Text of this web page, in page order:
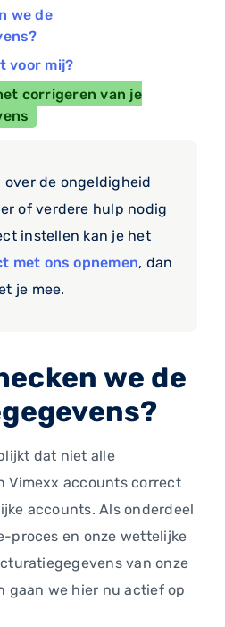
we de
voor mij?
corrigeren van je
over de ongeldigheid
of verdere hulp nodig
instellen kan je het
met ons opnemen, dan
je mee.
we de
dat niet alle
Vimexx accounts correct
accounts. Als onderdeel
proces en onze wettelijke
van onze
gaan we hier nu actief op